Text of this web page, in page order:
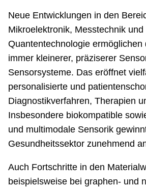
Neue Entwicklungen in den
Mikroelektronik, Messtechnik und
Quantentechnologie ermöglichen
immer kleinerer, präziserer
Sensorsysteme. Das eröffnet
personalisierte und
Diagnostikverfahren, Therapien
Insbesondere biokompatible
und multimodale Sensorik
Gesundheitssektor zunehmend
Auch Fortschritte in den
beispielsweise bei graphen- und